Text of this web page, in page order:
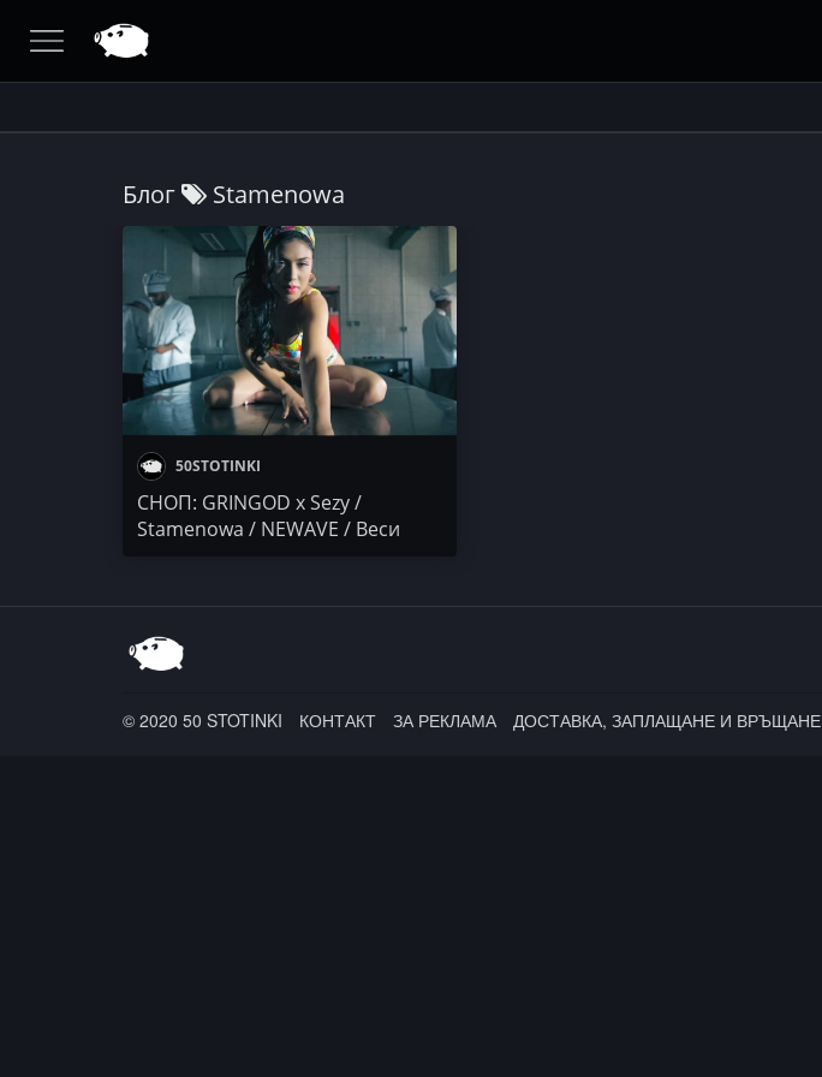
Блог Stamenowa
50STOTINKI
СНОП: GRINGOD x Sezy /
Stamenowa / NEWAVE / Веси
© 2020 50 STOTINKI КОНТАКТ ЗА РЕКЛАМА ДОСТАВКА, ЗАПЛАЩАНЕ И ВРЪЩАНЕ